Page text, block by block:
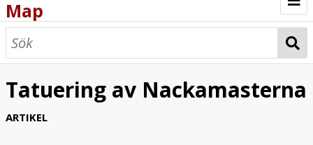
Map
Browse
Map
Tatuering av Nackamasterna
ARTIKEL